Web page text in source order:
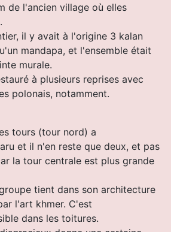
de l'ancien village où elles
il y avait à l'origine 3 kalan
mandapa, et l'ensemble était
murale.
à plusieurs reprises avec
polonais, notamment.
tours (tour nord) a
et il n'en reste que deux, et pas
la tour centrale est plus grande
tient dans son architecture
l'art khmer. C'est
dans les toitures.